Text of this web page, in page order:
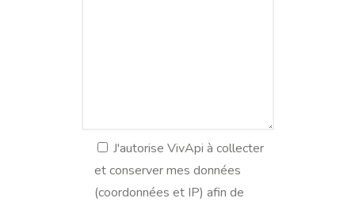
J'autorise VivApi à collecter
et conserver mes données
(coordonnées et IP) afin de